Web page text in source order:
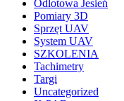
Odlotowa Jesień
Pomiary 3D
Sprzęt UAV
System UAV
SZKOLENIA
Tachimetry
Targi
Uncategorized